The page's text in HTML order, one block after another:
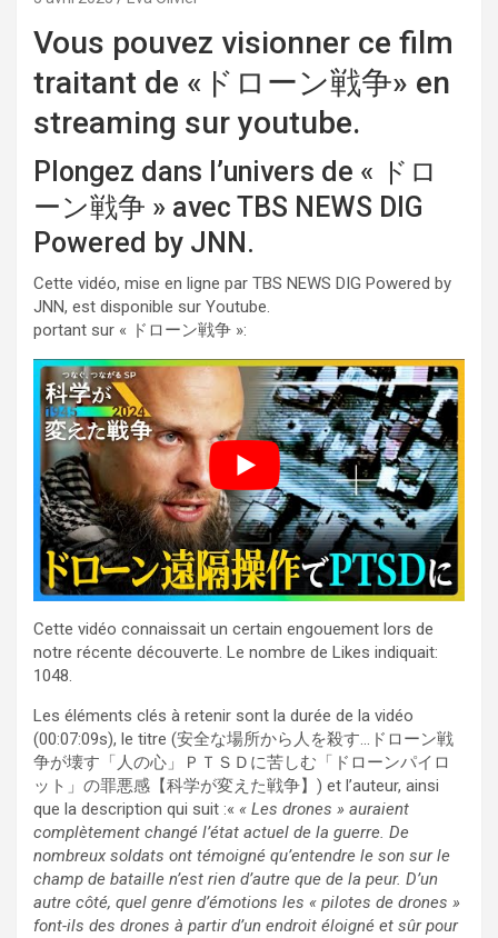
Vous pouvez visionner ce film
traitant de «ドローン戦争» en
streaming sur youtube.
Plongez dans l’univers de « ドロ
ーン戦争 » avec TBS NEWS DIG
Powered by JNN.
Cette vidéo, mise en ligne par TBS NEWS DIG Powered by
JNN, est disponible sur Youtube.
portant sur « ドローン戦争 »:
Cette vidéo connaissait un certain engouement lors de
notre récente découverte. Le nombre de Likes indiquait:
1048.
Les éléments clés à retenir sont la durée de la vidéo
(00:07:09s), le titre (安全な場所から人を殺す…ドローン戦
争が壊す「人の心」ＰＴＳＤに苦しむ「ドローンパイロ
ット」の罪悪感【科学が変えた戦争】) et l’auteur, ainsi
que la description qui suit :« « Les drones » auraient
complètement changé l’état actuel de la guerre. De
nombreux soldats ont témoigné qu’entendre le son sur le
champ de bataille n’est rien d’autre que de la peur. D’un
autre côté, quel genre d’émotions les « pilotes de drones »
font-ils des drones à partir d’un endroit éloigné et sûr pour